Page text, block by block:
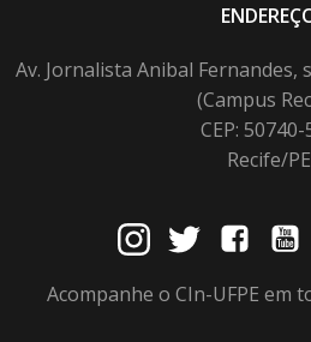
Av. Jornalista Anibal Fernandes,
(Campus
CEP: 50740-
Recife/PE
Acompanhe o CIn-UFPE em